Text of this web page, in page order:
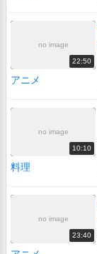
no image
22:50
アニメ
no image
10:10
料理
no image
23:40